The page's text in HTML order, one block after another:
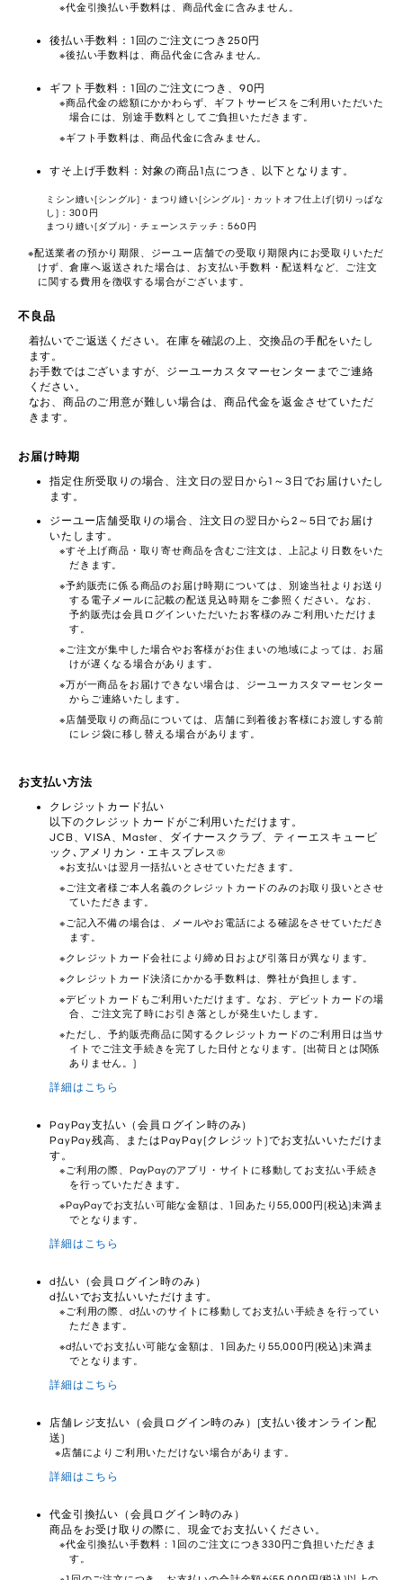
代金引換払い手数料は、商品代金に含みません。
後払い手数料：1回のご注文につき250円
後払い手数料は、商品代金に含みません。
ギフト手数料：1回のご注文につき、90円
商品代金の総額にかかわらず、ギフトサービスをご利用いただいた
場合には、別途手数料としてご負担いただきます。
ギフト手数料は、商品代金に含みません。
すそ上げ手数料：対象の商品1点につき、以下となります。
ミシン縫い(シングル)・まつり縫い(シングル)・カットオフ仕上げ(切りっぱな
し)：300円
まつり縫い(ダブル)・チェーンステッチ：560円
配送業者の預かり期限、ジーユー店舗での受取り期限内にお受取りいただ
けず、倉庫へ返送された場合は、お支払い手数料・配送料など、ご注文
に関する費用を徴収する場合がございます。
不良品
着払いでご返送ください。在庫を確認の上、交換品の手配をいたし
ます。
お手数ではございますが、ジーユーカスタマーセンターまでご連絡
ください。
なお、商品のご用意が難しい場合は、商品代金を返金させていただ
きます。
お届け時期
指定住所受取りの場合、注文日の翌日から1～3日でお届けいたし
ます。
ジーユー店舗受取りの場合、注文日の翌日から2～5日でお届け
いたします。
すそ上げ商品・取り寄せ商品を含むご注文は、上記より日数をいた
だきます。
予約販売に係る商品のお届け時期については、別途当社よりお送り
する電子メールに記載の配送見込時期をご参照ください。なお、
予約販売は会員ログインいただいたお客様のみご利用いただけま
す。
ご注文が集中した場合やお客様がお住まいの地域によっては、お届
けが遅くなる場合があります。
万が一商品をお届けできない場合は、ジーユーカスタマーセンター
からご連絡いたします。
店舗受取りの商品については、店舗に到着後お客様にお渡しする前
にレジ袋に移し替える場合があります。
お支払い方法
クレジットカード払い
以下のクレジットカードがご利用いただけます。
JCB、VISA、Master、ダイナースクラブ、ティーエスキュービ
ック､アメリカン・エキスプレス®
お支払いは翌月一括払いとさせていただきます。
ご注文者様ご本人名義のクレジットカードのみのお取り扱いとさせ
ていただきます。
ご記入不備の場合は、メールやお電話による確認をさせていただき
ます。
クレジットカード会社により締め日および引落日が異なります。
クレジットカード決済にかかる手数料は、弊社が負担します。
デビットカードもご利用いただけます。なお、デビットカードの場
合、ご注文完了時にお引き落としが発生いたします。
ただし、予約販売商品に関するクレジットカードのご利用日は当サ
イトでご注文手続きを完了した日付となります。(出荷日とは関係
ありません。)
詳細はこちら
PayPay支払い（会員ログイン時のみ）
PayPay残高、またはPayPay(クレジット)でお支払いいただけま
す。
ご利用の際、PayPayのアプリ・サイトに移動してお支払い手続き
を行っていただきます。
PayPayでお支払い可能な金額は、1回あたり55,000円(税込)未満ま
でとなります。
詳細はこちら
d払い（会員ログイン時のみ）
d払いでお支払いいただけます。
ご利用の際、d払いのサイトに移動してお支払い手続きを行ってい
ただきます。
d払いでお支払い可能な金額は、1回あたり55,000円(税込)未満ま
でとなります。
詳細はこちら
店舗レジ支払い（会員ログイン時のみ）(支払い後オンライン配
送)
店舗によりご利用いただけない場合があります。
詳細はこちら
代金引換払い（会員ログイン時のみ）
商品をお受け取りの際に、現金でお支払いください。
代金引換払い手数料：1回のご注文につき330円ご負担いただきま
す。